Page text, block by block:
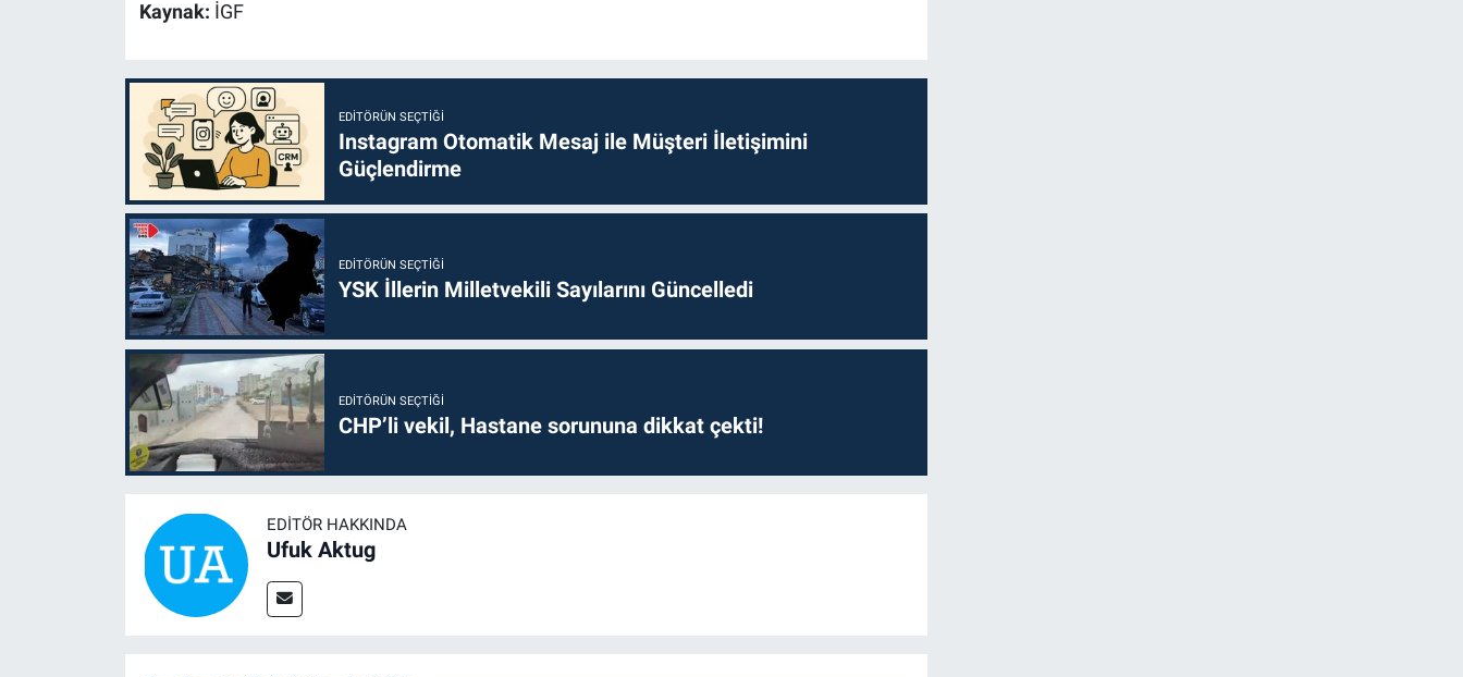
Kaynak: İGF
EDITÖRÜN SEÇTIĞI
Instagram Otomatik Mesaj ile Müşteri İletişimini
Güçlendirme
EDITÖRÜN SEÇTIĞI
YSK İllerin Milletvekili Sayılarını Güncelledi
EDITÖRÜN SEÇTIĞI
CHP’li vekil, Hastane sorununa dikkat çekti!
EDITÖR HAKKINDA
Ufuk Aktug